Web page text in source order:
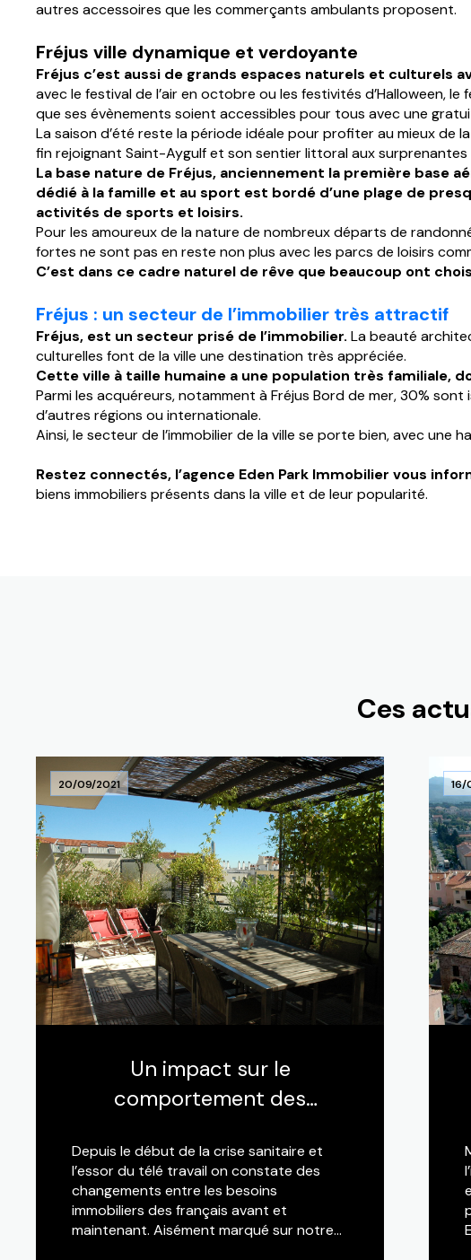
autres accessoires que les commerçants ambulants proposent.
Fréjus ville dynamique et verdoyante
Fréjus c’est aussi de grands espaces naturels et culturels
avec le festival de l’air en octobre ou les festivités d’Halloween,
que ses évènements soient accessibles pour tous avec une
La saison d’été reste la période idéale pour profiter au mieux de
fin rejoignant Saint-Aygulf et son sentier littoral aux surprenantes
La base nature de Fréjus, anciennement la première base
dédié à la famille et au sport est bordé d’une plage de
activités de sports et loisirs.
Pour les amoureux de la nature de nombreux départs de
fortes ne sont pas en reste non plus avec les parcs de loisirs
C’est dans ce cadre naturel de rêve que beaucoup ont
Fréjus : un secteur de l’immobilier très attractif
Fréjus, est un secteur prisé de l’immobilier. La beauté
culturelles font de la ville une destination très appréciée.
Cette ville à taille humaine a une population très familiale,
Parmi les acquéreurs, notamment à Fréjus Bord de mer, 30%
d’autres régions ou internationale.
Ainsi, le secteur de l’immobilier de la ville se porte bien, avec une
Restez connectés, l’agence Eden Park Immobilier vous
biens immobiliers présents dans la ville et de leur popularité.
Ces
20/09/2021
Un impact sur le
comportement des
Depuis le début de la crise sanitaire et
l’essor du télé travail on constate des
changements entre les besoins
immobiliers des français avant et
maintenant. Aisément marqué sur notre
16/